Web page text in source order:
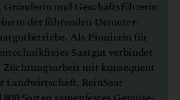
Gründerin und Geschäftsführerin
der führenden Demeter-
Als Pionierin für
Saatgut verbindet
Züchtungsarbeit mit konsequent
Landwirtschaft. ReinSaat